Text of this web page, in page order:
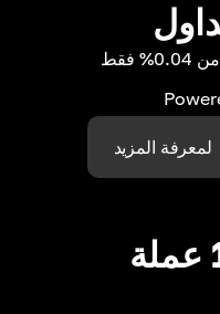
فقط
لمعرفة المزيد
ندعم أكثر من 100 عملة